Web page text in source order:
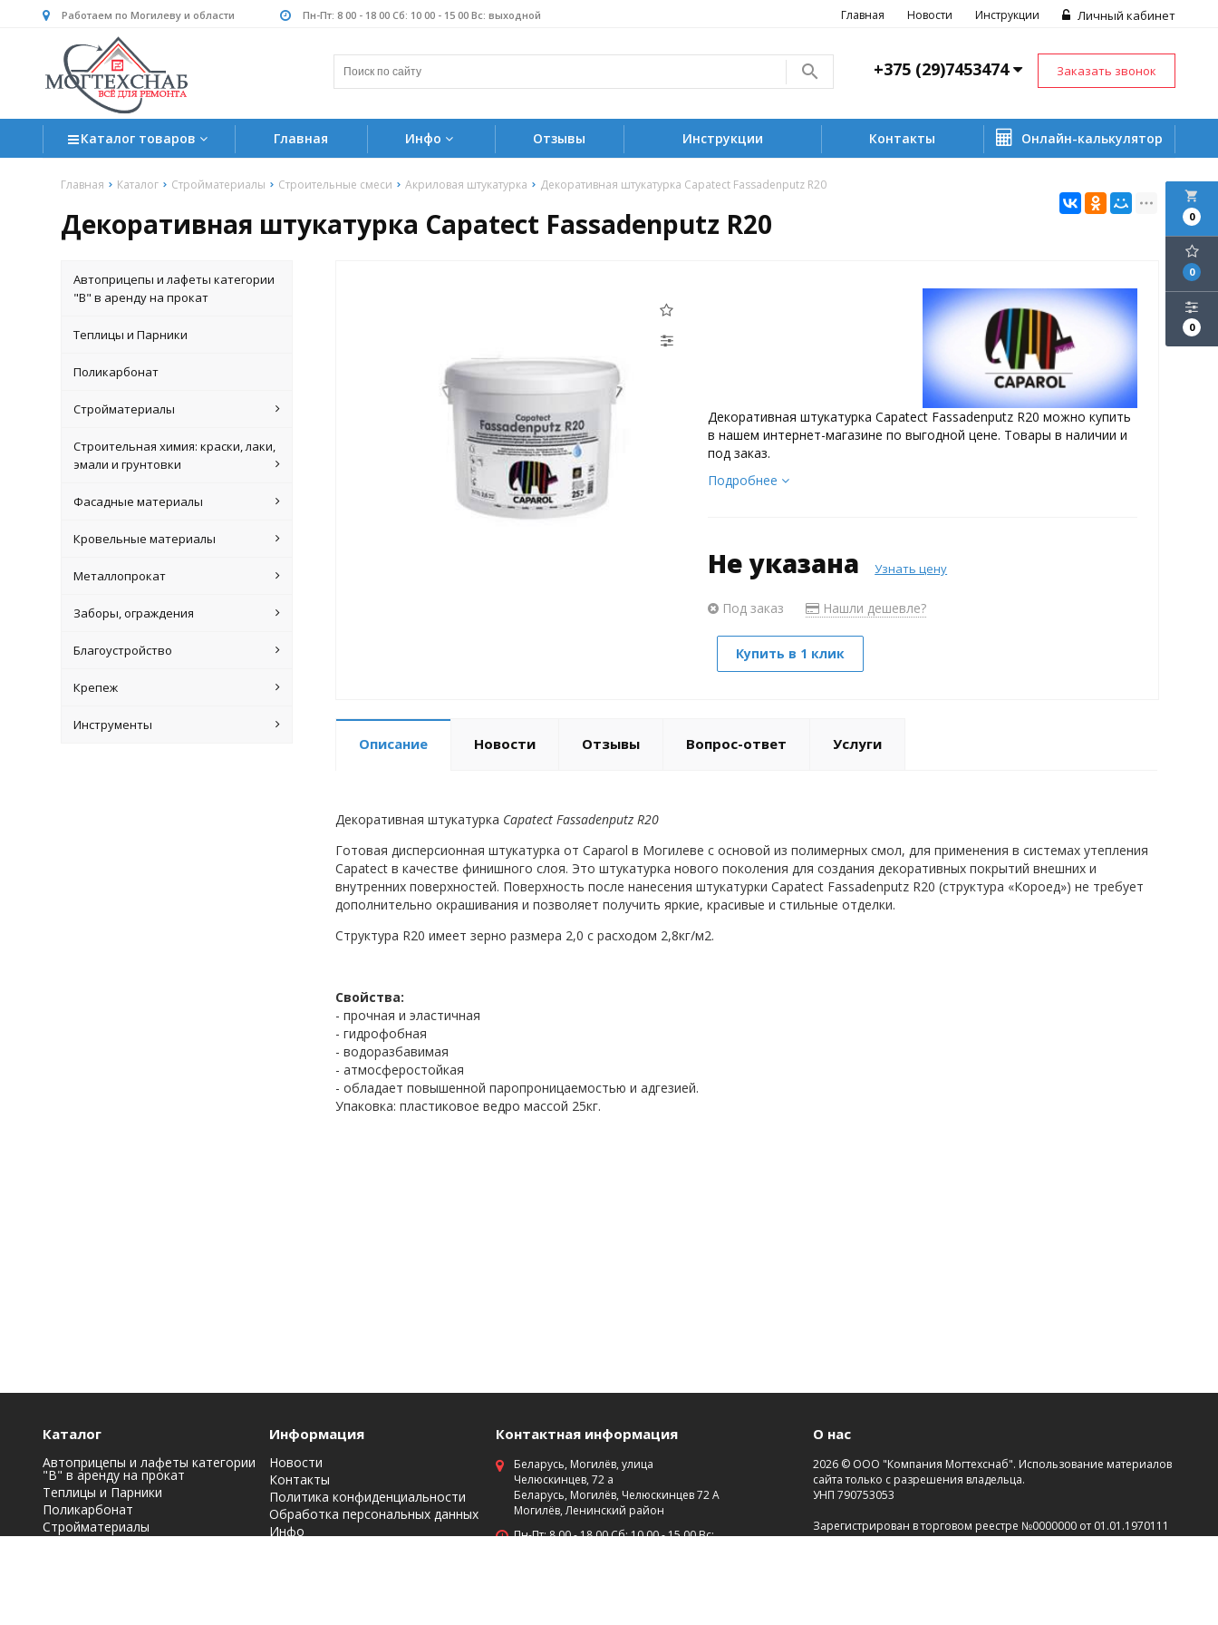
Работаем по Могилеву и области Пн-Пт: 8 00 - 18 00 Сб: 10 00 - 15 00 Вс: выходной Личный кабинет
Главная Новости Инструкции
+375 (29)7453474 Заказать звонок
Каталог товаров Главная Инфо Отзывы Инструкции Контакты Онлайн-калькулятор
Главная Каталог Стройматериалы Строительные смеси Акриловая штукатурка Декоративная штукатурка Capatect Fassadenputz R20
Декоративная штукатурка Capatect Fassadenputz R20
local_grocery_store
0
0
0
Автоприцепы и лафеты категории
"B" в аренду на прокат
Теплицы и Парники
Поликарбонат
Стройматериалы
Строительная химия: краски, лаки,
эмали и грунтовки
Фасадные материалы
Кровельные материалы
Металлопрокат
Заборы, ограждения
Благоустройство
Крепеж
Инструменты
Декоративная штукатурка Capatect Fassadenputz R20 можно купить
в нашем интернет-магазине по выгодной цене. Товары в наличии и
под заказ.
Подробнее
Не указана Узнать цену
Под заказ Нашли дешевле?
Купить в 1 клик
Описание Новости Отзывы Вопрос-ответ Услуги
Декоративная штукатурка Capatect Fassadenputz R20
Готовая дисперсионная штукатурка от Caparol в Могилеве с основой из полимерных смол, для применения в системах утепления
Capatect в качестве финишного слоя. Это штукатурка нового поколения для создания декоративных покрытий внешних и
внутренних поверхностей. Поверхность после нанесения штукатурки Capatect Fassadenputz R20 (структура «Короед») не требует
дополнительно окрашивания и позволяет получить яркие, красивые и стильные отделки.
Структура R20 имеет зерно размера 2,0 с расходом 2,8кг/м2.
Свойства:
- прочная и эластичная
- гидрофобная
- водоразбавимая
- атмосферостойкая
- обладает повышенной паропроницаемостью и адгезией.
Упаковка: пластиковое ведро массой 25кг.
Каталог
Автоприцепы и лафеты категории
"B" в аренду на прокат
Теплицы и Парники
Поликарбонат
Стройматериалы
Информация
Новости
Контакты
Политика конфиденциальности
Обработка персональных данных
Инфо
Контактная информация
Беларусь, Могилёв, улица
Челюскинцев, 72 а
Беларусь, Могилёв, Челюскинцев 72 А
Могилёв, Ленинский район
Пн-Пт: 8 00 - 18 00 Сб: 10 00 - 15 00 Вс:
О нас
2026 © ООО "Компания Могтехснаб". Использование материалов
сайта только с разрешения владельца.
УНП 790753053
Зарегистрирован в торговом реестре №0000000 от 01.01.1970111